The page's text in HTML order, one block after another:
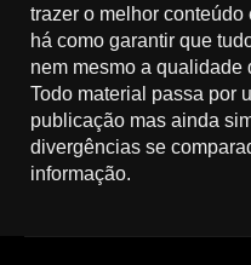
trazer o melhor
há como garantir que
nem mesmo a qualidade
Todo material passa por
publicação mas ainda
divergências se
informação.